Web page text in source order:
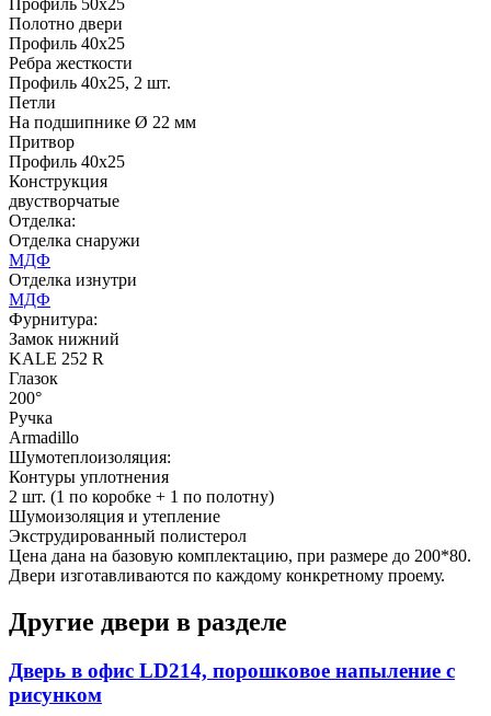
Д-35 С
Д-36 46 30
Д-36 С Д-36 СС
C51
Полотно двери
Профиль 40х25
Ребра жесткости
Профиль 40х25, 2 шт.
Петли
На подшипнике Ø 22 мм
Притвор
Профиль 40х25
Конструкция
двустворчатые
Отделка:
Отделка снаружи
МДФ
Отделка изнутри
МДФ
Фурнитура:
Замок нижний
KALE 252 R
Глазок
200°
Ручка
Armadillo
Шумотеплоизоляция:
Контуры уплотнения
2 шт. (1 по коробке + 1 по полотну)
Шумоизоляция и утепление
Экструдированный полистерол
Цена дана на базовую комплектацию, при размере до 200*80.
Двери изготавливаются по каждому конкретному проему.
Другие двери в разделе
Дверь в офис LD214, порошковое напыление с
рисунком